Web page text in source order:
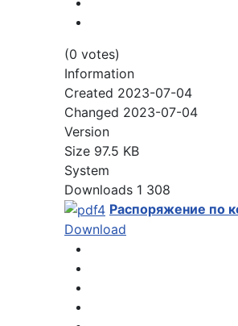
(0 votes)
Information
Created 2023-07-04
Changed 2023-07-04
Version
Size 97.5 KB
System
Downloads 1 308
Распоряжение по
Download